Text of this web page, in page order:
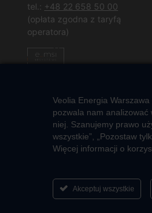
tel.: +48 22 658 50 00
(opłata zgodna z taryfą
operatora)
Veolia Energia
pozwala nam
niej. Szanujemy prawo
wszystkie”, „Pozostaw
Więcej informacji o
Akceptuj wszystkie